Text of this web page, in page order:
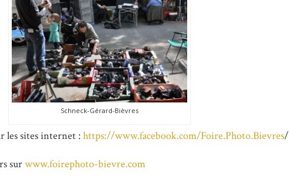
Schneck-Gérard-Bièvres
les sites internet : https://www.facebook.com/Foire.Photo.Bievres/
surwww.foirephoto-bievre.com